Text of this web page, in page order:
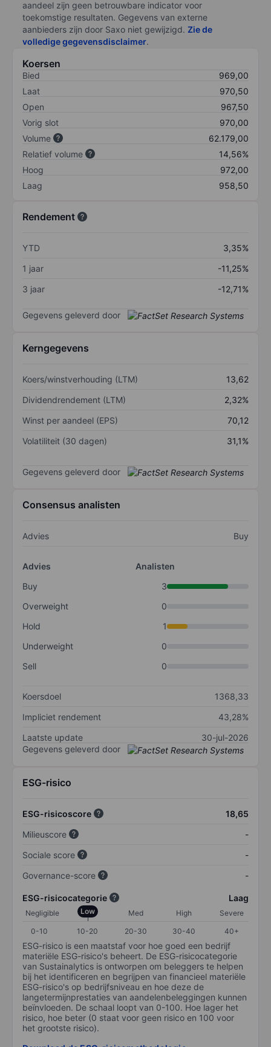
aandeel zijn geen betrouwbare indicator voor
toekomstige resultaten. Gegevens van externe
aanbieders zijn door Saxo niet gewijzigd. Zie de
volledige gegevensdisclaimer.
Koersen
Bied
969,00
Laat
970,50
Open
967,50
Vorig slot
970,00
Volume
62.179,00
Relatief volume
14,56%
Hoog
972,00
Laag
958,50
Rendement
YTD
3,35%
1 jaar
-11,25%
3 jaar
-12,71%
Gegevens geleverd door
Kerngegevens
Koers/winstverhouding (LTM)
13,62
Dividendrendement (LTM)
2,32%
Winst per aandeel (EPS)
70,12
Volatiliteit (30 dagen)
31,1%
Gegevens geleverd door
Consensus analisten
Advies Buy
Advies
Analisten
Buy
3
Overweight
0
Hold
1
Underweight
0
Sell
0
Koersdoel
1368,33
Impliciet rendement
43,28%
Laatste update
30-jul-2026
Gegevens geleverd door
ESG-risico
ESG-risicoscore
18,65
Milieuscore
-
Sociale score
-
Governance-score
-
ESG-risicocategorie Laag
Negligible Low Med High
Severe
0-10
10-20 20-30 30-40 40+
ESG-risico is een maatstaf voor hoe goed een bedrijf
materiële ESG-risico's beheert. De ESG-risicocategorie
van Sustainalytics is ontworpen om beleggers te helpen
bij het identificeren en begrijpen van financieel materiële
ESG-risico's op bedrijfsniveau en hoe deze de
langetermijnprestaties van aandelenbeleggingen kunnen
beïnvloeden. De schaal loopt van 0-100. Hoe lager het
risico, hoe beter (0 staat voor geen risico en 100 voor
het grootste risico).